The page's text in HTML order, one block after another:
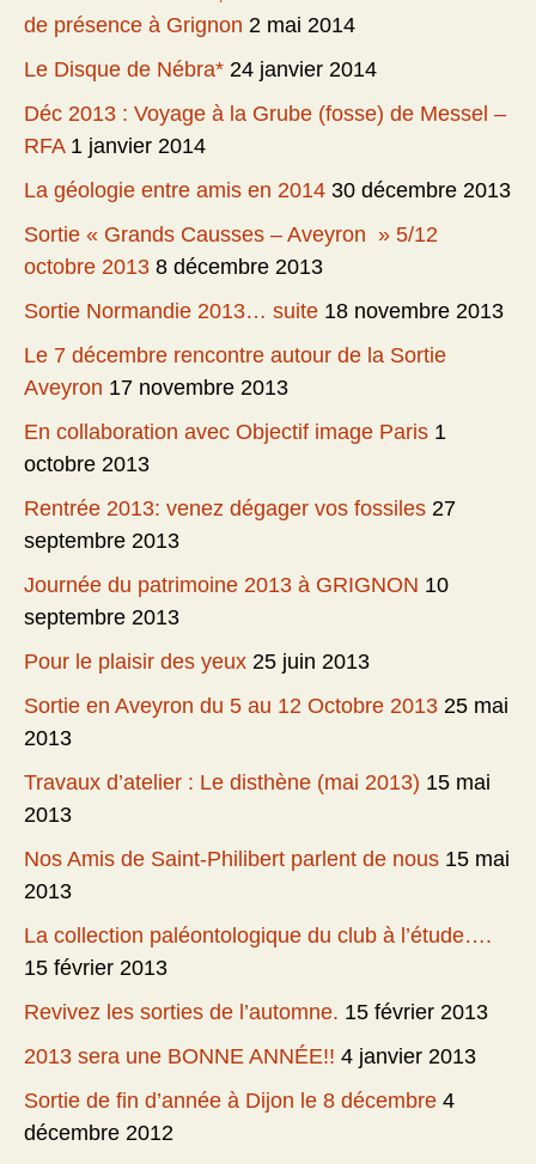
de présence à Grignon 2 mai 2014
Le Disque de Nébra* 24 janvier 2014
Déc 2013 : Voyage à la Grube (fosse) de Messel –
RFA 1 janvier 2014
La géologie entre amis en 2014 30 décembre 2013
Sortie « Grands Causses – Aveyron » 5/12
octobre 2013 8 décembre 2013
Sortie Normandie 2013… suite 18 novembre 2013
Le 7 décembre rencontre autour de la Sortie
Aveyron 17 novembre 2013
En collaboration avec Objectif image Paris 1
octobre 2013
Rentrée 2013: venez dégager vos fossiles 27
septembre 2013
Journée du patrimoine 2013 à GRIGNON 10
septembre 2013
Pour le plaisir des yeux 25 juin 2013
Sortie en Aveyron du 5 au 12 Octobre 2013 25 mai
2013
Travaux d’atelier : Le disthène (mai 2013) 15 mai
2013
Nos Amis de Saint-Philibert parlent de nous 15 mai
2013
La collection paléontologique du club à l’étude….
15 février 2013
Revivez les sorties de l’automne. 15 février 2013
2013 sera une BONNE ANNÉE!! 4 janvier 2013
Sortie de fin d’année à Dijon le 8 décembre 4
décembre 2012